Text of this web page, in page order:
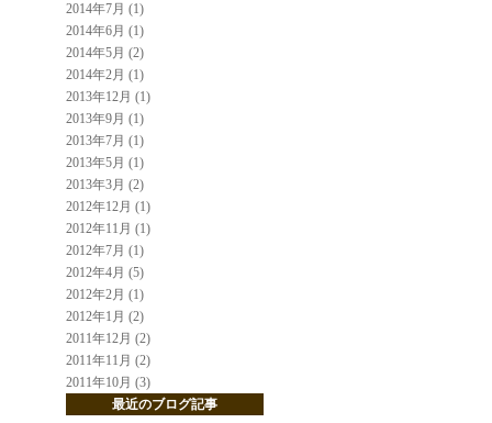
2014年7月 (1)
2014年6月 (1)
2014年5月 (2)
2014年2月 (1)
2013年12月 (1)
2013年9月 (1)
2013年7月 (1)
2013年5月 (1)
2013年3月 (2)
2012年12月 (1)
2012年11月 (1)
2012年7月 (1)
2012年4月 (5)
2012年2月 (1)
2012年1月 (2)
2011年12月 (2)
2011年11月 (2)
2011年10月 (3)
最近のブログ記事